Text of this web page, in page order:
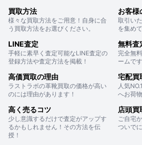
買取方法
様々な買取方法をご用意！自身に合
う買取方法をお選びください。
お客様
取引い
を集め
LINE査定
手軽に素早く査定可能なLINE査定の
登録方法や査定方法を掲載！
無料査
完全無
ームです
高価買取の理由
ラストラボの革靴買取の価格が高い
のには理由があります！
宅配買
人気
へお荷
高く売るコツ
少し意識するだけで査定がアップす
るかもしれません！その方法を伝
授！
店頭買
ご自宅
ついで